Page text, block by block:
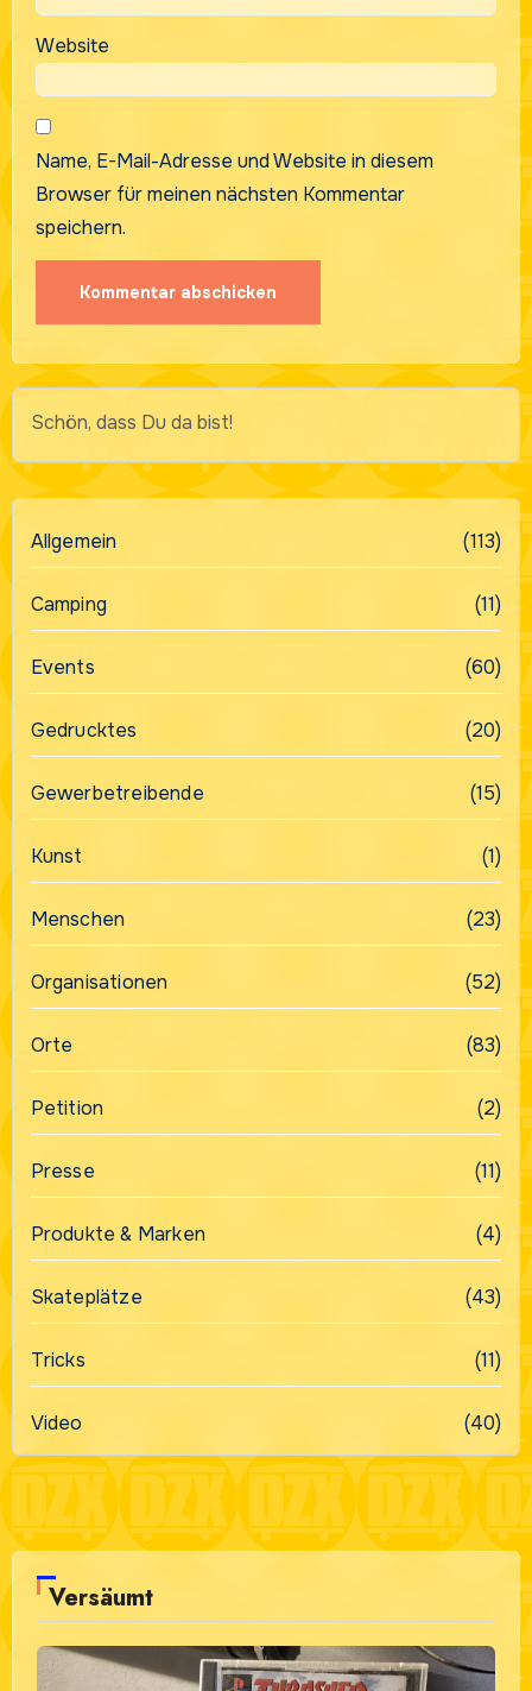
Website
Name, E-Mail-Adresse und Website in diesem
Browser für meinen nächsten Kommentar
speichern.
Schön, dass Du da bist!
Allgemein (113)
Camping (11)
Events (60)
Gedrucktes (20)
Gewerbetreibende (15)
Kunst (1)
Menschen (23)
Organisationen (52)
Orte (83)
Petition (2)
Presse (11)
Produkte & Marken (4)
Skateplätze (43)
Tricks (11)
Video (40)
Versäumt